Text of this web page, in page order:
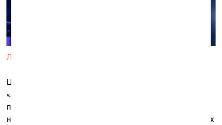
Лес истёкших ссылок. 2021
Центр второго этажа Манежа занимает эффектный
«Лес истёкших ссылок», где джунгли из вторично
переработанного пластика оправдывают смысл
названия группы. Двигаясь вперёд быстрее остальных